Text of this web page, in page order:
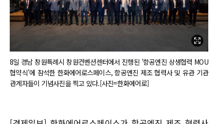
8일 경남 창원특례시 창원컨벤션센터에서 진행된 '항공엔진 상생협력 MOU
협약식'에 참석한 한화에어로스페이스, 항공엔진 제조 협력사 및 유관 기관
관계자들이 기념사진을 찍고 있다.[사진=한화에어로]